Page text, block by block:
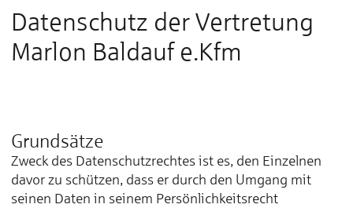
Datenschutz der Vertretung
Marlon Baldauf e.Kfm
Grundsätze
Zweck des Datenschutzrechtes ist es, den Einzelnen
davor zu schützen, dass er durch den Umgang mit
seinen Daten in seinem Persönlichkeitsrecht